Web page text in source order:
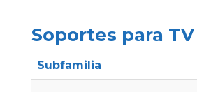
Soportes para TV
Subfamilia